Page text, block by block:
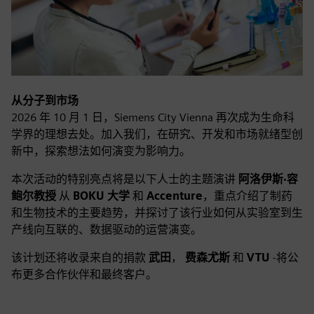
从分子到市场
2026 年 10 月 1 日，Siemens City Vienna 再次成为生命科
学界的理想去处。加入我们，在研究、开发和市场就绪型创
新中，探索想法如何演变为影响力。
本次活动的特别亮点将是以下人士的主题演讲 阿洛伊斯·容
鲍尔教授 从 BOKU 大学 和 Accenture ，重点介绍了制药
和生物技术的主要趋势，并探讨了该行业如何从实验室到生
产线向互联的、数据驱动的运营演变。
该计划还将收录来自的捐款 武田 ， 费森尤斯 和 VTU -将公
布更多合作伙伴和最终客户。